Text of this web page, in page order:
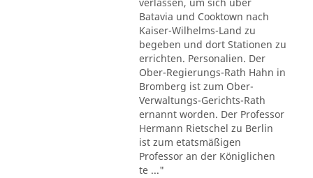
verlassen, um sich über
Batavia und Cooktown nach
Kaiser-Wilhelms-Land zu
begeben und dort Stationen zu
errichten. Personalien. Der
Ober-Regierungs-Rath Hahn in
Bromberg ist zum Ober-
Verwaltungs-Gerichts-Rath
ernannt worden. Der Professor
Hermann Rietschel zu Berlin
ist zum etatsmäßigen
Professor an der Königlichen
te ..."